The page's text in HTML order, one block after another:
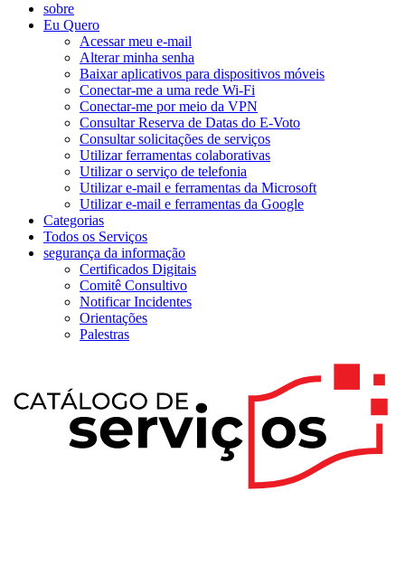
sobre
Eu Quero
Acessar meu e-mail
Alterar minha senha
Baixar aplicativos para dispositivos móveis
Conectar-me a uma rede Wi-Fi
Conectar-me por meio da VPN
Consultar Reserva de Datas do E-Voto
Consultar solicitações de serviços
Utilizar ferramentas colaborativas
Utilizar o serviço de telefonia
Utilizar e-mail e ferramentas da Microsoft
Utilizar e-mail e ferramentas da Google
Categorias
Todos os Serviços
segurança da informação
Certificados Digitais
Comitê Consultivo
Notificar Incidentes
Orientações
Palestras